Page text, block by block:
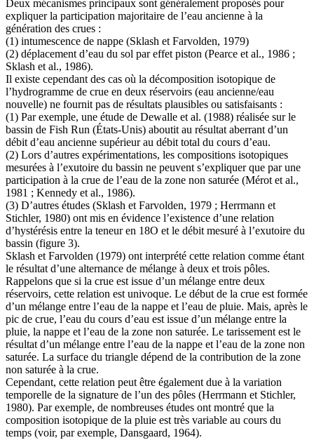
Deux mécanismes principaux sont généralement proposés pour
expliquer la participation majoritaire de l’eau ancienne à la
génération des crues :
(1) intumescence de nappe (Sklash et Farvolden, 1979)
(2) déplacement d’eau du sol par effet piston (Pearce et al., 1986 ;
Sklash et al., 1986).
Il existe cependant des cas où la décomposition isotopique de
l’hydrogramme de crue en deux réservoirs (eau ancienne/eau
nouvelle) ne fournit pas de résultats plausibles ou satisfaisants :
(1) Par exemple, une étude de Dewalle et al. (1988) réalisée sur le
bassin de Fish Run (États-Unis) aboutit au résultat aberrant d’un
débit d’eau ancienne supérieur au débit total du cours d’eau.
(2) Lors d’autres expérimentations, les compositions isotopiques
mesurées à l’exutoire du bassin ne peuvent s’expliquer que par une
participation à la crue de l’eau de la zone non saturée (Mérot et al.,
1981 ; Kennedy et al., 1986).
(3) D’autres études (Sklash et Farvolden, 1979 ; Herrmann et
Stichler, 1980) ont mis en évidence l’existence d’une relation
d’hystérésis entre la teneur en 18O et le débit mesuré à l’exutoire du
bassin (figure 3).
Sklash et Farvolden (1979) ont interprété cette relation comme étant
le résultat d’une alternance de mélange à deux et trois pôles.
Rappelons que si la crue est issue d’un mélange entre deux
réservoirs, cette relation est univoque. Le début de la crue est formée
d’un mélange entre l’eau de la nappe et l’eau de pluie. Mais, après le
pic de crue, l’eau du cours d’eau est issue d’un mélange entre la
pluie, la nappe et l’eau de la zone non saturée. Le tarissement est le
résultat d’un mélange entre l’eau de la nappe et l’eau de la zone non
saturée. La surface du triangle dépend de la contribution de la zone
non saturée à la crue.
Cependant, cette relation peut être également due à la variation
temporelle de la signature de l’un des pôles (Herrmann et Stichler,
1980). Par exemple, de nombreuses études ont montré que la
composition isotopique de la pluie est très variable au cours du
temps (voir, par exemple, Dansgaard, 1964).